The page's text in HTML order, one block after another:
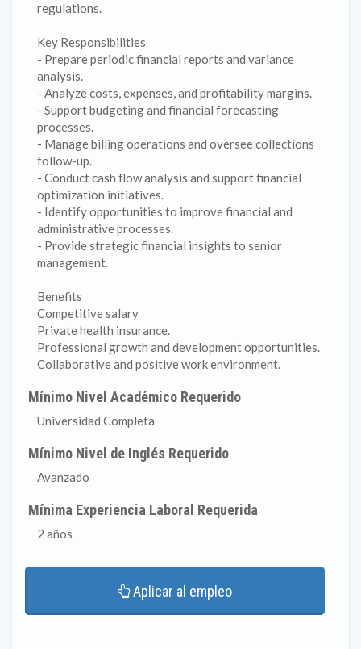
regulations.
Key Responsibilities
- Prepare periodic financial reports and variance
analysis.
- Analyze costs, expenses, and profitability margins.
- Support budgeting and financial forecasting
processes.
- Manage billing operations and oversee collections
follow-up.
- Conduct cash flow analysis and support financial
optimization initiatives.
- Identify opportunities to improve financial and
administrative processes.
- Provide strategic financial insights to senior
management.
Benefits
Competitive salary
Private health insurance.
Professional growth and development opportunities.
Collaborative and positive work environment.
Mínimo Nivel Académico Requerido
Universidad Completa
Mínimo Nivel de Inglés Requerido
Avanzado
Mínima Experiencia Laboral Requerida
2 años
Aplicar al empleo